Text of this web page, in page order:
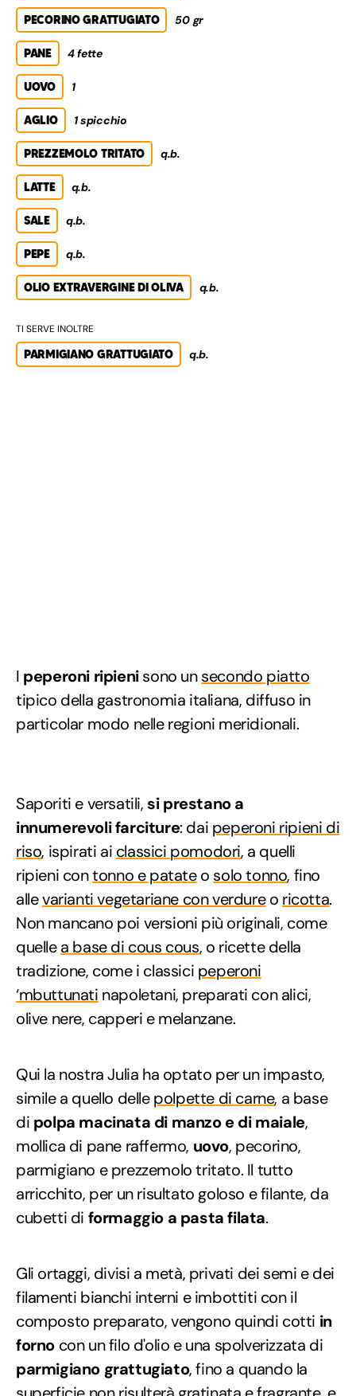
PECORINO GRATTUGIATO 50 gr
PANE 4 fette
UOVO 1
AGLIO 1 spicchio
PREZZEMOLO TRITATO q.b.
LATTE q.b.
SALE q.b.
PEPE q.b.
OLIO EXTRAVERGINE DI OLIVA q.b.
TI SERVE INOLTRE
PARMIGIANO GRATTUGIATO q.b.
I peperoni ripienisono unsecondo piatto
tipico della gastronomia italiana, diffuso in
particolar modo nelle regioni meridionali.
Saporiti e versatili, si prestano a
innumerevoli farciture: dai peperoni ripieni di
riso, ispirati ai classici pomodori, a quelli
ripieni contonno e patateo solo tonno, fino
allevarianti vegetariane con verdureo ricotta.
Non mancano poi versioni più originali, come
quellea base di cous cous, o ricette della
tradizione, come i classici peperoni
‘mbuttunati napoletani, preparati con alici,
olive nere, capperi e melanzane.
Qui la nostra Julia ha optato per un impasto,
simile a quello dellepolpette di carne, a base
di polpa macinata di manzo e di maiale,
mollica di pane raffermo, uovo, pecorino,
parmigiano e prezzemolo tritato. Il tutto
arricchito, per un risultato goloso e filante, da
cubetti di formaggio a pasta filata.
Gli ortaggi, divisi a metà, privati dei semi e dei
filamenti bianchi interni e imbottiti con il
composto preparato, vengono quindi cotti in
forno con un filo d'olio e una spolverizzata di
parmigiano grattugiato, fino a quando la